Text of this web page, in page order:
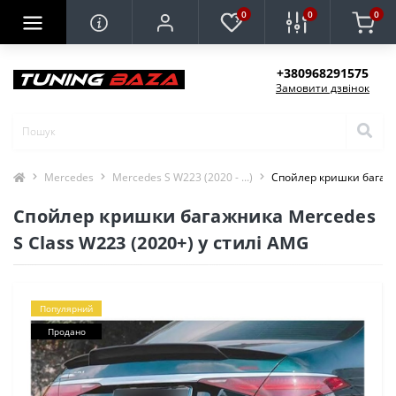
0 0 0
+380968291575
Замовити дзвінок
Mercedes Mercedes S W223 (2020 - ...) Спойлер кришки
Спойлер кришки багажника Mercedes
S Class W223 (2020+) у стилі AMG
Популярний
Продано